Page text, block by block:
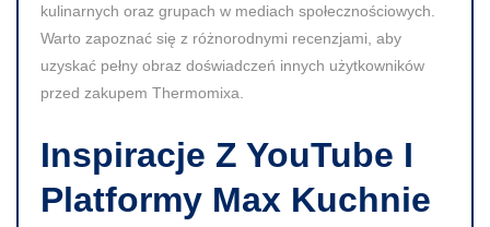
kulinarnych oraz grupach w mediach społecznościowych.
Warto zapoznać się z różnorodnymi recenzjami, aby
uzyskać pełny obraz doświadczeń innych użytkowników
przed zakupem Thermomixa.
Inspiracje Z YouTube I
Platformy Max Kuchnie